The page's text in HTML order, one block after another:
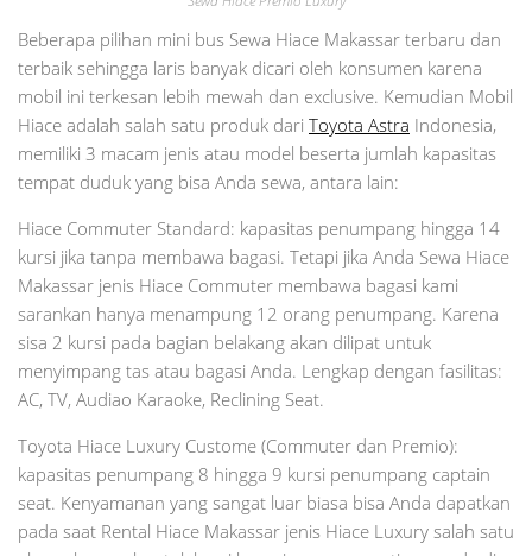
Beberapa pilihan mini bus Sewa Hiace Makassar terbaru dan
terbaik sehingga laris banyak dicari oleh konsumen karena
mobil ini terkesan lebih mewah dan exclusive. Kemudian Mobil
Hiace adalah salah satu produk dari Toyota Astra Indonesia,
memiliki 3 macam jenis atau model beserta jumlah kapasitas
tempat duduk yang bisa Anda sewa, antara lain:
Hiace Commuter Standard: kapasitas penumpang hingga 14
kursi jika tanpa membawa bagasi. Tetapi jika Anda Sewa Hiace
Makassar jenis Hiace Commuter membawa bagasi kami
sarankan hanya menampung 12 orang penumpang. Karena
sisa 2 kursi pada bagian belakang akan dilipat untuk
menyimpang tas atau bagasi Anda. Lengkap dengan fasilitas:
AC, TV, Audiao Karaoke, Reclining Seat.
Toyota Hiace Luxury Custome (Commuter dan Premio):
kapasitas penumpang 8 hingga 9 kursi penumpang captain
seat. Kenyamanan yang sangat luar biasa bisa Anda dapatkan
pada saat Rental Hiace Makassar jenis Hiace Luxury salah satu